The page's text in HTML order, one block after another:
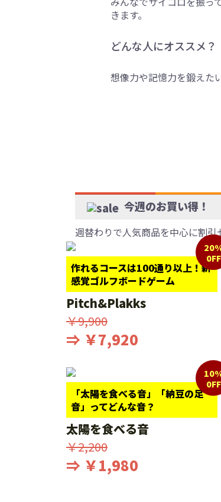
きます。
どんな人にオススメ？
想像力や記憶力を鍛えた
今週のお買い得！
週替わりで人気商品を中心に割引
作れるコースは100通り以上！新
感覚ゴルフボードゲーム
0FF
Pitch&Plakks
￥9,900
⇒ ￥7,920
「太陽を食べる音」「納豆の足
音」ってどんな音？
0FF
太陽を食べる音
￥2,200
⇒ ￥1,980